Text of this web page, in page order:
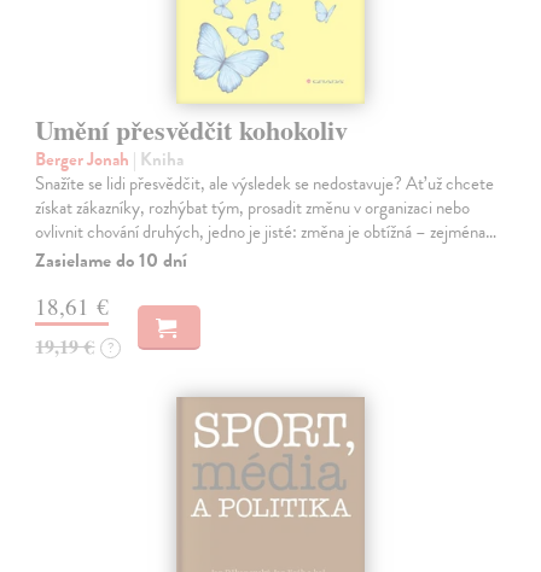
Umění přesvědčit kohokoliv
Berger Jonah | Kniha
Snažíte se lidi přesvědčit, ale výsledek se nedostavuje? Ať už chcete
získat zákazníky, rozhýbat tým, prosadit změnu v organizaci nebo
ovlivnit chování druhých, jedno je jisté: změna je obtížná – zejména…
Zasielame do 10 dní
18,61 €
19,19 € ?